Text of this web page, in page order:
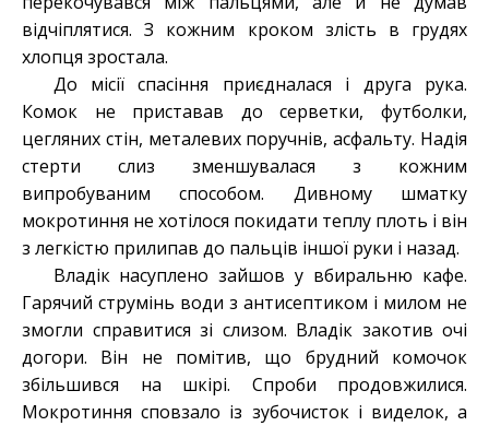
відчіплятися. З кожним кроком злість в грудях
хлопця зростала.
До місії спасіння приєдналася і друга рука.
Комок не приставав до серветки, футболки,
цегляних стін, металевих поручнів, асфальту. Надія
стерти слиз зменшувалася з кожним
випробуваним способом. Дивному шматку
мокротиння не хотілося покидати теплу плоть і він
з легкістю прилипав до пальців іншої руки і назад.
Владік насуплено зайшов у вбиральню кафе.
Гарячий струмінь води з антисептиком і милом не
змогли справитися зі слизом. Владік закотив очі
догори. Він не помітив, що брудний комочок
збільшився на шкірі. Спроби продовжилися.
Мокротиння сповзало із зубочисток і виделок, а